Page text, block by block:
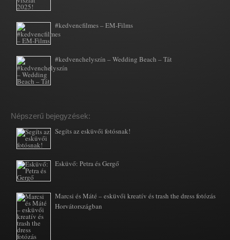
#kedvencfilmes – EM-Films
#kedvenchelyszín – Wedding Beach – Tát
Népszerű bejegyzések:
Segíts az esküvői fotósnak!
Esküvő: Petra és Gergő
Marcsi és Máté – esküvői kreatív és trash the dress fotózás
Horvátországban